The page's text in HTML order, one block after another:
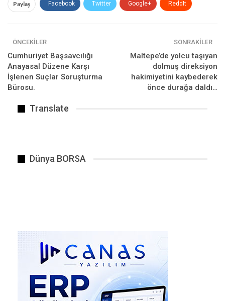
TELEFON ÜRETİCİLERİ İSTEDİĞİNİ KULLANACAK
BENZER HABER
İç işlerimize karışılmasına kesinlikle karşıyız.
Paylaş Facebook Twitter Google+ ReddIt
ÖNCEKILER
Cumhuriyet Başsavcılığı
Anayasal Düzene Karşı
İşlenen Suçlar Soruşturma
Bürosu.
SONRAKILER
Maltepe’de yolcu taşıyan
dolmuş direksiyon
hakimiyetini kaybederek
önce durağa daldı…
Translate
Dünya BORSA